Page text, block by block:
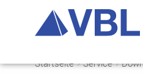
Startseite Service